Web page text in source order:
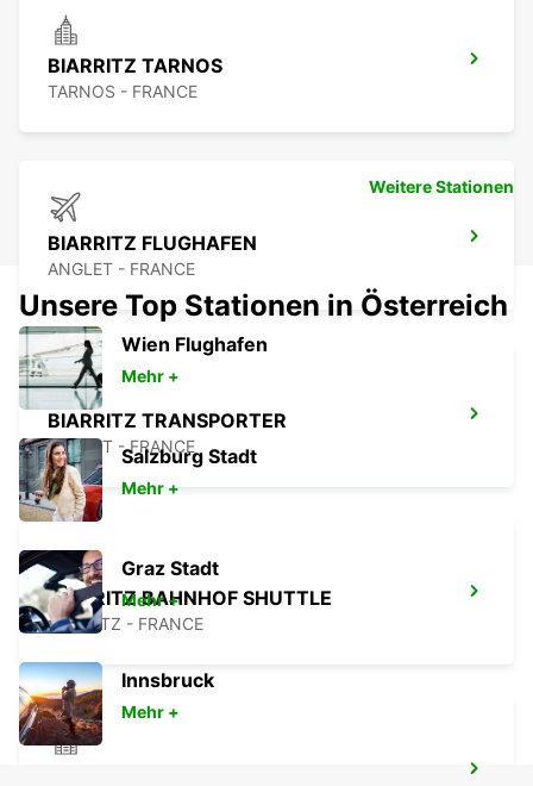
BIARRITZ TARNOS
TARNOS - FRANCE
BIARRITZ FLUGHAFEN
ANGLET - FRANCE
BIARRITZ TRANSPORTER
ANGLET - FRANCE
BIARRITZ BAHNHOF SHUTTLE
BIARRITZ - FRANCE
Weitere Stationen
Unsere Top Stationen in Österreich
Wien Flughafen
Mehr +
Salzburg Stadt
Mehr +
Graz Stadt
Mehr +
Innsbruck
Mehr +